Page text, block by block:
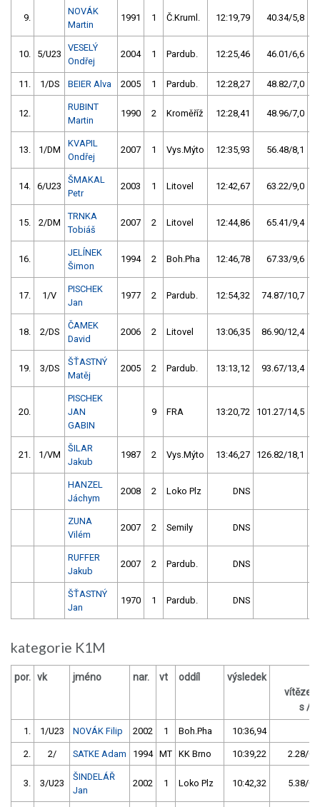
9.
NOVÁK
Martin
1991 1 Č.Kruml. 12:19,79 40.34/5,8
10. 5/U23
VESELÝ
Ondřej
2004 1 Pardub. 12:25,46 46.01/6,6
11. 1/DS BEIER Alva 2005 1 Pardub. 12:28,27 48.82/7,0
12.
RUBINT
Martin
1990 2 Kroměříž 12:28,41 48.96/7,0
13. 1/DM
KVAPIL
Ondřej
2007 1 Vys.Mýto 12:35,93 56.48/8,1
14. 6/U23
ŠMAKAL
Petr
2003 1 Litovel 12:42,67 63.22/9,0
15. 2/DM
TRNKA
Tobiáš
2007 2 Litovel 12:44,86 65.41/9,4
16.
JELÍNEK
Šimon
1994 2 Boh.Pha 12:46,78 67.33/9,6
17. 1/V
PISCHEK
Jan
1977 2 Pardub. 12:54,32 74.87/10,7
18. 2/DS
ČAMEK
David
2006 2 Litovel 13:06,35 86.90/12,4
19. 3/DS
ŠŤASTNÝ
Matěj
2005 2 Pardub. 13:13,12 93.67/13,4
20.
PISCHEK
JAN
GABIN
9 FRA 13:20,72 101.27/14,5
21. 1/VM
ŠILAR
Jakub
1987 2 Vys.Mýto 13:46,27 126.82/18,1
HANZEL
Jáchym
2008 2 Loko Plz DNS
ZUNA
Vilém
2007 2 Semily DNS
RUFFER
Jakub
2007 2 Pardub. DNS
ŠŤASTNÝ
Jan
1970 1 Pardub. DNS
kategorie K1M
por. vk jméno nar. vt oddíl výsledek
vítězem
s / %
1. 1/U23 NOVÁK Filip 2002 1 Boh.Pha 10:36,94
2. 2/ SATKE Adam 1994 MT KK Brno 10:39,22 2.28/0,4
3. 3/U23
ŠINDELÁŘ
Jan
2002 1 Loko Plz 10:42,32 5.38/0,8